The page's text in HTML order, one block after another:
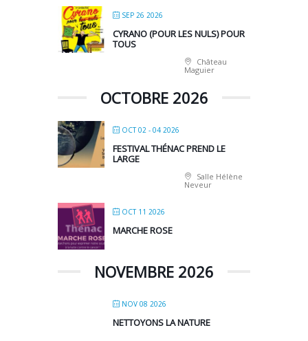
SEP 26 2026
CYRANO (POUR LES NULS) POUR
TOUS
Château
Maguier
OCTOBRE 2026
OCT 02 - 04 2026
FESTIVAL THÉNAC PREND LE
LARGE
Salle Hélène
Neveur
OCT 11 2026
MARCHE ROSE
NOVEMBRE 2026
NOV 08 2026
NETTOYONS LA NATURE